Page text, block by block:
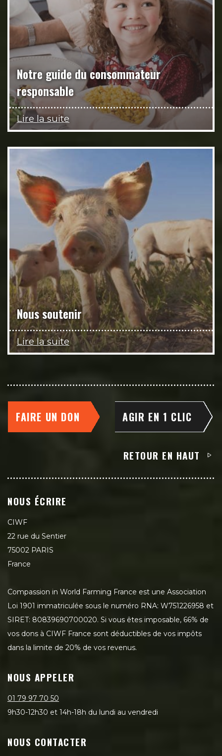
Notre guide du consommateur
responsable
Lire la suite
Nous soutenir
Lire la suite
FAIRE UN DON AGIR EN 1 CLIC
RETOUR EN HAUT
NOUS ÉCRIRE
CIWF
22 rue du Sentier
75002 PARIS
France
Compassion in World Farming France est une Association
Loi 1901 immatriculée sous le numéro RNA: W751226958 et
SIRET: 80839690700020. Si vous êtes imposable, 66% de
vos dons à CIWF France sont déductibles de vos impôts
dans la limite de 20% de vos revenus.
NOUS APPELER
01 79 97 70 50
9h30-12h30 et 14h-18h du lundi au vendredi
NOUS CONTACTER